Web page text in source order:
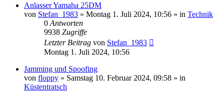
Anlasser Yamaha 25DM
von Stefan_1983 » Montag 1. Juli 2024, 10:56 » in Technik
0 Antworten
9938 Zugriffe
Letzter Beitrag von Stefan_1983
Montag 1. Juli 2024, 10:56
Jamming und Spoofing
von floppy » Samstag 10. Februar 2024, 09:58 » in
Küstentratsch